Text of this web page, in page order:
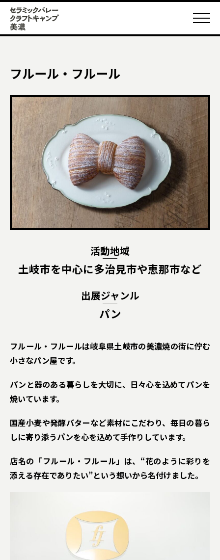
フルール・フルール
活動地域
土岐市を中心に多治見市や恵那市など
出展ジャンル
パン
フルール・フルールは岐阜県土岐市の美濃焼の街に佇む
小さなパン屋です。
パンと器のある暮らしを大切に、日々心を込めてパンを
焼いています。
国産小麦や発酵バターなど素材にこだわり、毎日の暮ら
しに寄り添うパンを心を込めて手作りしています。
店名の「フルール・フルール」は、“花のように彩りを
添える存在でありたい”という想いから名付けました。